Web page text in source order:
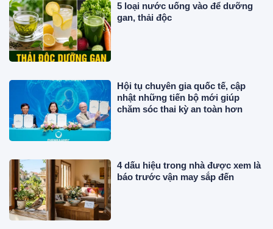
5 loại nước uống vào để dưỡng
gan, thải độc
Hội tụ chuyên gia quốc tế, cập
nhật những tiến bộ mới giúp
chăm sóc thai kỳ an toàn hơn
4 dấu hiệu trong nhà được xem là
báo trước vận may sắp đến